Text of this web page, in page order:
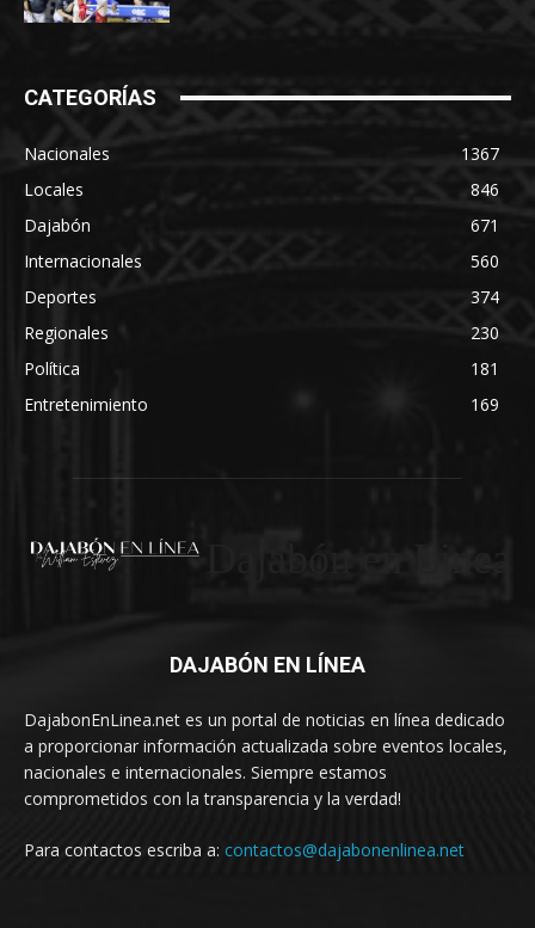
CATEGORÍAS
Nacionales
1367
Locales
846
Dajabón
671
Internacionales
560
Deportes
374
Regionales
230
Política
181
Entretenimiento
169
DAJABÓN EN LÍNEA
DajabonEnLinea.net es un portal de noticias en línea dedicado
a proporcionar información actualizada sobre eventos locales,
nacionales e internacionales. Siempre estamos
comprometidos con la transparencia y la verdad!
Para contactos escriba a: contactos@dajabonenlinea.net